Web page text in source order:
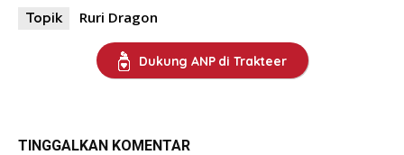
Topik Ruri Dragon
Dukung ANP di Trakteer
TINGGALKAN KOMENTAR